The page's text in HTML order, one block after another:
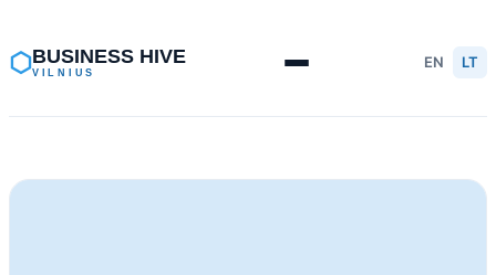
prie
turinio
⬡BUSINESS HIVE
VILNIUS
EN LT